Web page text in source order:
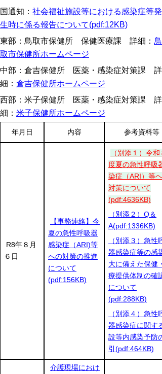
国通知： 社会福祉施設等における感染症等発
生時に係る報告について(pdf:12KB)
東部：鳥取市保健所 保健医療課 詳細： 鳥
取市保健所ホームページ
中部：倉吉保健所 医薬・感染症対策課 詳
細： 倉吉保健所ホームページ
西部：米子保健所 医薬・感染症対策課 詳
細： 米子保健所ホームページ
年月日 内容 参考資料等
R8年８月
６日
【事務連絡】今
夏の急性呼吸器
感染症（ARI)等
への対策の推進
について
(pdf:156KB)
（別添１）令和
度夏の急性呼吸
染症（ARI）等へ
対策について
(pdf:4636KB)
（別添２）Q＆
A(pdf:1336KB)
（別添３）急性
器感染症等の感
大に備えた保健
療提供体制の確
について
(pdf:288KB)
（別添４）急性
器感染症に関す
設等内感染予防
引(pdf:464KB)
介護現場におけ